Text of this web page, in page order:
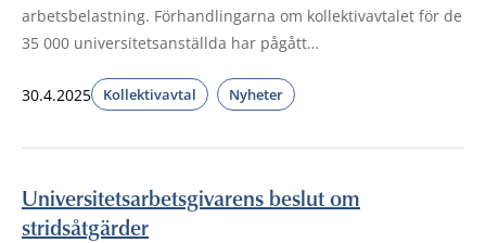
arbetsbelastning. Förhandlingarna om kollektivavtalet för de
35 000 universitetsanställda har pågått…
30.4.2025 Kollektivavtal Nyheter
Universitetsarbetsgivarens beslut om
stridsåtgärder